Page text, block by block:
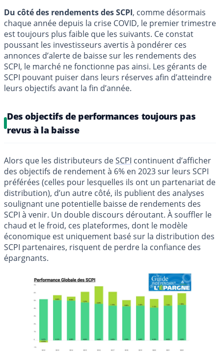
Du côté des rendements des SCPI, comme désormais
chaque année depuis la crise COVID, le premier trimestre
est toujours plus faible que les suivants. Ce constat
poussant les investisseurs avertis à pondérer ces
annonces d’alerte de baisse sur les rendements des
SCPI, le marché ne fonctionne pas ainsi. Les gérants de
SCPI pouvant puiser dans leurs réserves afin d’atteindre
leurs objectifs avant la fin d’année.
Des objectifs de performances toujours pas
revus à la baisse
Alors que les distributeurs deSCPI continuent d’afficher
des objectifs de rendement à 6% en 2023 sur leurs SCPI
préférées (celles pour lesquelles ils ont un partenariat de
distribution), d’un autre côté, ils publient des analyses
soulignant une potentielle baisse de rendements des
SCPI à venir. Un double discours déroutant. À souffler le
chaud et le froid, ces plateformes, dont le modèle
économique est uniquement basé sur la distribution des
SCPI partenaires, risquent de perdre la confiance des
épargnants.